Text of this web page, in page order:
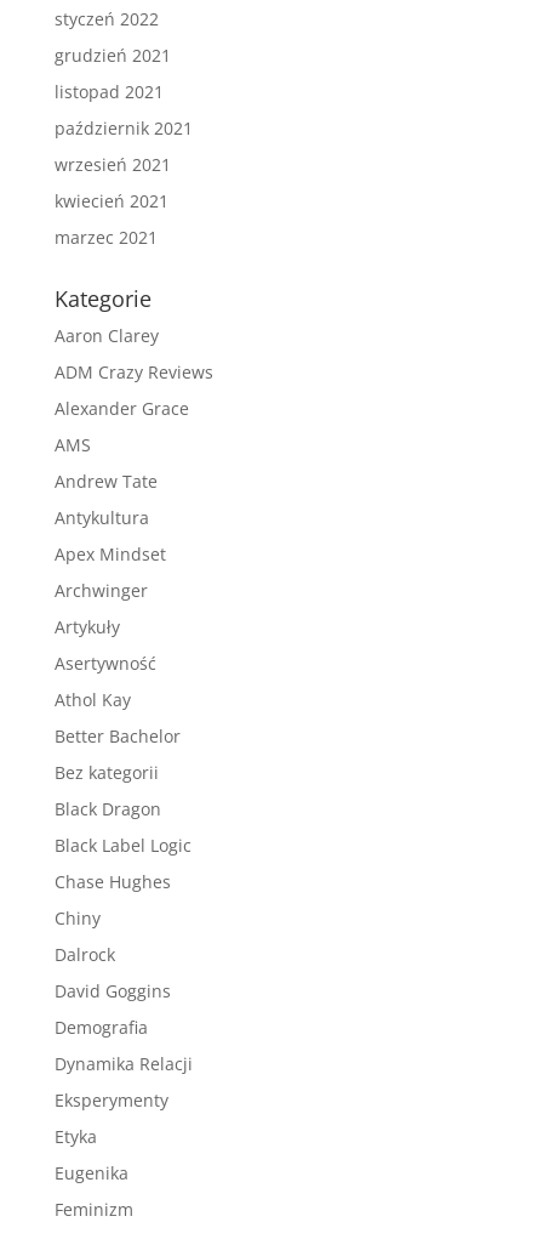
styczeń 2022
grudzień 2021
listopad 2021
październik 2021
wrzesień 2021
kwiecień 2021
marzec 2021
Kategorie
Aaron Clarey
ADM Crazy Reviews
Alexander Grace
AMS
Andrew Tate
Antykultura
Apex Mindset
Archwinger
Artykuły
Asertywność
Athol Kay
Better Bachelor
Bez kategorii
Black Dragon
Black Label Logic
Chase Hughes
Chiny
Dalrock
David Goggins
Demografia
Dynamika Relacji
Eksperymenty
Etyka
Eugenika
Feminizm